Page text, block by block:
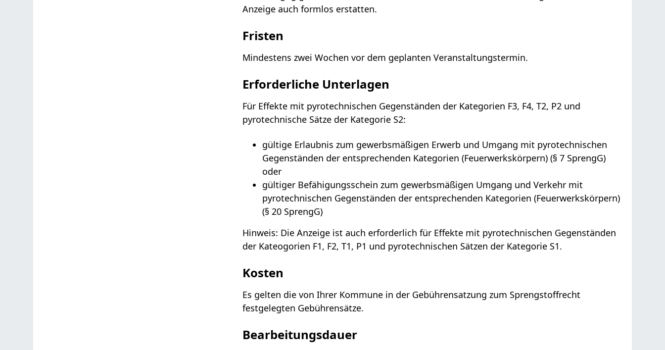
Anzeige auch formlos erstatten.
Fristen
Mindestens zwei Wochen vor dem geplanten Veranstaltungstermin.
Erforderliche Unterlagen
Für Effekte mit pyrotechnischen Gegenständen der Kategorien F3, F4, T2, P2 und
pyrotechnische Sätze der Kategorie S2:
gültige Erlaubnis zum gewerbsmäßigen Erwerb und Umgang mit pyrotechnischen
Gegenständen der entsprechenden Kategorien (Feuerwerkskörpern) (§ 7 SprengG)
oder
gültiger Befähigungsschein zum gewerbsmäßigen Umgang und Verkehr mit
pyrotechnischen Gegenständen der entsprechenden Kategorien (Feuerwerkskörpern)
(§ 20 SprengG)
Hinweis: Die Anzeige ist auch erforderlich für Effekte mit pyrotechnischen Gegenständen
der Kateogorien F1, F2, T1, P1 und pyrotechnischen Sätzen der Kategorie S1.
Kosten
Es gelten die von Ihrer Kommune in der Gebührensatzung zum Sprengstoffrecht
festgelegten Gebührensätze.
Bearbeitungsdauer